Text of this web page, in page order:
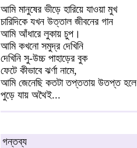
আমি মানুষের ভীড়ে হারিয়ে যাওয়া মুখ
চারিদিকে যখন উত্তাল জীবনের গান
আমি আঁধারে লুকায় চুপ।
আমি কখনো সমুদ্র দেখিনি
দেখিনি সু-উচ্চ পাহাড়ের বুক
ফেটে কীভাবে ঝর্ণা নামে,
আমি জেনেছি কতটা তপ্ততায় উতপ্ত হলে
পুড়ে যায় অথৈই...
গন্তব্য